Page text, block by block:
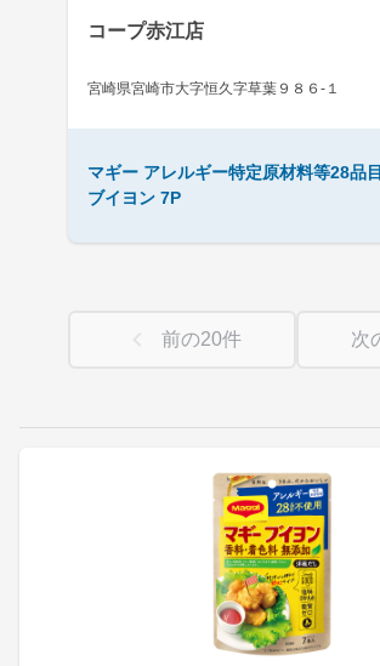
コープ赤江店
宮崎県宮崎市大字恒久字草葉９８６-１
マギー アレルギー特定原材料等28品
ブイヨン 7P
前の20件 次